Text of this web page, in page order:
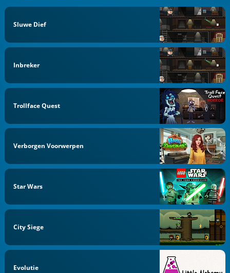
Sluwe Dief
Inbreker
Trollface Quest
Verborgen Voorwerpen
Star Wars
City Siege
Evolutie